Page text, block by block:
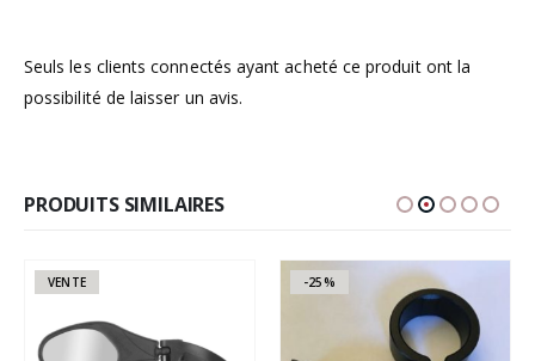
Seuls les clients connectés ayant acheté ce produit ont la
possibilité de laisser un avis.
PRODUITS SIMILAIRES
VENTE -25%